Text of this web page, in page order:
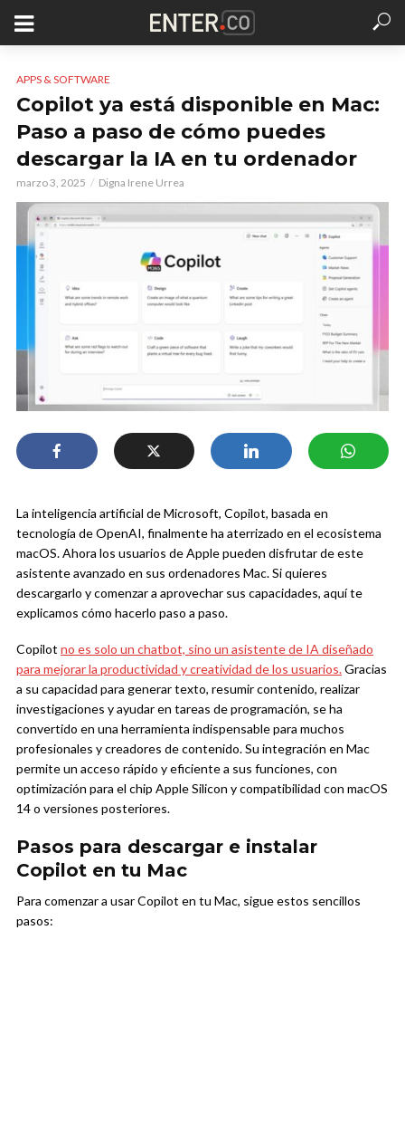
APPS & SOFTWARE
Copilot ya está disponible en Mac:
Paso a paso de cómo puedes
descargar la IA en tu ordenador
marzo 3, 2025 Digna Irene Urrea
La inteligencia artificial de Microsoft, Copilot, basada en
tecnología de OpenAI, finalmente ha aterrizado en el ecosistema
macOS. Ahora los usuarios de Apple pueden disfrutar de este
asistente avanzado en sus ordenadores Mac. Si quieres
descargarlo y comenzar a aprovechar sus capacidades, aquí te
explicamos cómo hacerlo paso a paso.
Copilot no es solo un chatbot, sino un asistente de IA diseñado
para mejorar la productividad y creatividad de los usuarios.Gracias
a su capacidad para generar texto, resumir contenido, realizar
investigaciones y ayudar en tareas de programación, se ha
convertido en una herramienta indispensable para muchos
profesionales y creadores de contenido. Su integración en Mac
permite un acceso rápido y eficiente a sus funciones, con
optimización para el chip Apple Silicon y compatibilidad con macOS
14 o versiones posteriores.
Pasos para descargar e instalar
Copilot en tu Mac
Para comenzar a usar Copilot en tu Mac, sigue estos sencillos
pasos: